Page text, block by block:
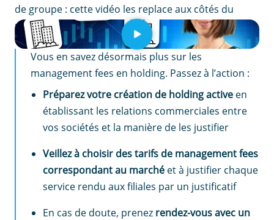
de groupe : cette vidéo les replace aux côtés du
régime mère-fille.
EN RÉSUMÉ
Vous en savez désormais plus sur les
management fees en holding. Passez à l’action :
Préparez votre création de holding active en
établissant les relations commerciales entre
vos sociétés et la manière de les justifier
Veillez à choisir des tarifs de management fees
correspondant au marché et à justifier chaque
service rendu aux filiales par un justificatif
En cas de doute, prenez rendez-vous avec un